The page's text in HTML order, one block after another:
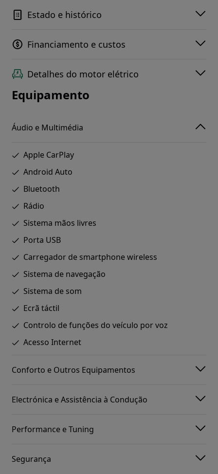
Estado e histórico
Financiamento e custos
Detalhes do motor elétrico
Equipamento
Áudio e Multimédia
Apple CarPlay
Android Auto
Bluetooth
Rádio
Sistema mãos livres
Porta USB
Carregador de smartphone wireless
Sistema de navegação
Sistema de som
Ecrã táctil
Controlo de funções do veículo por voz
Acesso Internet
Conforto e Outros Equipamentos
Electrónica e Assistência à Condução
Performance e Tuning
Segurança